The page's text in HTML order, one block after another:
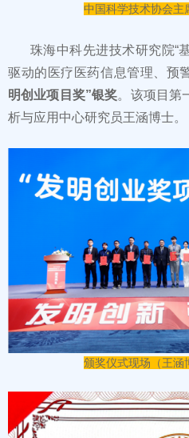
中国科学技术协会主
珠海中科先进技术研究院“
驱动的医疗医药信息管理、预
明创业项目奖”银奖。该项目第
析与应用中心研究员王涵博士。
颁奖仪式现场（王涵